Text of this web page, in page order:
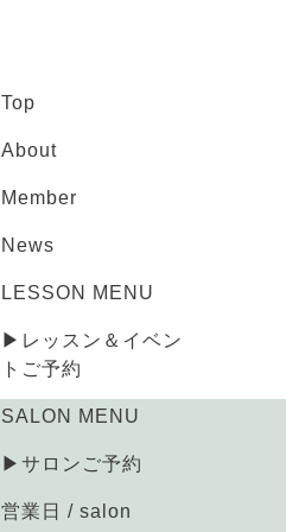
Top
About
Member
News
LESSON MENU
▶レッスン＆イベン
トご予約
SALON MENU
▶サロンご予約
営業日 / salon